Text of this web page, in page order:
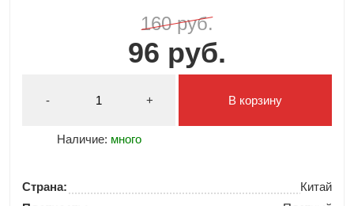
160 руб.
96 руб.
- +
Наличие: много
В корзину
Страна:
Китай